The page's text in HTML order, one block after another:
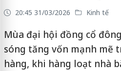
20:45 31/03/2026 Kinh tế
Mùa đại hội đồng cổ
sóng tăng vốn mạnh mẽ
hàng, khi hàng loạt nhà